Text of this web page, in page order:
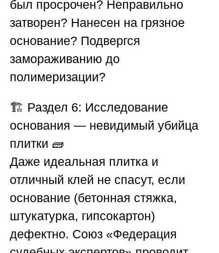
был просрочен? Неправильно
затворен? Нанесен на грязное
основание? Подвергся
замораживанию до
полимеризации?
🏗️ Раздел 6: Исследование
основания — невидимый убийца
плитки 🧱
Даже идеальная плитка и
отличный клей не спасут, если
основание (бетонная стяжка,
штукатурка, гипсокартон)
дефектно. Союз «Федерация